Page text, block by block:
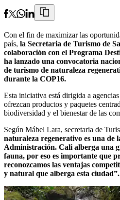
Con el fin de maximizar las
país, la Secretaria de Turismo de
colaboración con el Programa
ha lanzado una convocatoria
de turismo de naturaleza
durante la COP16.
Esta iniciativa está dirigida a
ofrezcan productos y paquetes
biodiversidad y el bienestar de las
Según Mábel Lara, secretaria de
naturaleza regenerativo es una de
Administración. Cali alberga una
fauna, por eso es importante que
reconozcamos las ventajas
y natural que alberga esta ciudad”.